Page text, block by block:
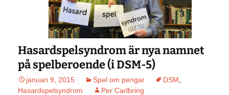
Hasardspelsyndrom är nya namnet
på spelberoende (i DSM-5)
januari 9, 2015 Spel om pengar DSM
Hasardspelsyndrom
Per Carlbring